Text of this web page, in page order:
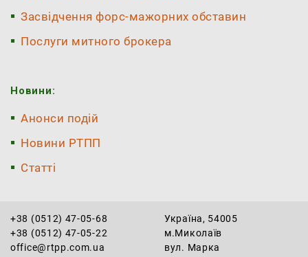
Засвідчення форс-мажорних обставин
Послуги митного брокера
Новини:
Анонси подій
Новини РТПП
Статті
+38 (0512) 47-05-68
+38 (0512) 47-05-22
office@rtpp.com.ua
Україна, 54005
м.Миколаїв
вул. Марка